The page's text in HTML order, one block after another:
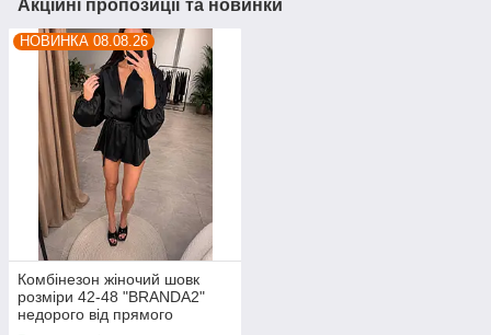
Акційні пропозиції та новинки
НОВИНКА 08.08.26
Комбінезон жіночий шовк
розміри 42-48 "BRANDA2"
недорого від прямого